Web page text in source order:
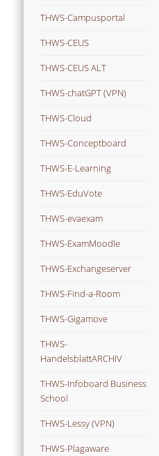
THWS-Campusportal
THWS-CEUS
THWS-CEUS ALT
THWS-chatGPT (VPN)
THWS-Cloud
THWS-Conceptboard
THWS-E-Learning
THWS-EduVote
THWS-evaexam
THWS-ExamMoodle
THWS-Exchangeserver
THWS-Find-a-Room
THWS-Gigamove
THWS-
HandelsblattARCHIV
THWS-Infoboard Business
School
THWS-Lessy (VPN)
THWS-Plagaware